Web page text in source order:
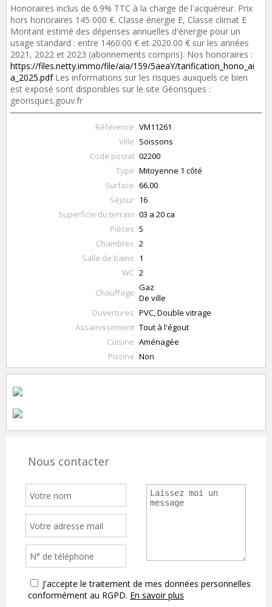
Honoraires inclus de 6.9% TTC à la charge de l'acquéreur. Prix
hors honoraires 145 000 €. Classe énergie E, Classe climat E
Montant estimé des dépenses annuelles d'énergie pour un
usage standard : entre 1460.00 € et 2020.00 € sur les années
2021, 2022 et 2023 (abonnements compris). Nos honoraires :
https://files.netty.immo/file/aia/159/5aeaY/tarification_hono_ai
a_2025.pdfLes informations sur les risques auxquels ce bien
est exposé sont disponibles sur le site Géorisques :
georisques.gouv.fr
Référence VM11261
Ville Soissons
Code postal 02200
Type Mitoyenne 1 côté
Surface 66.00
Séjour 16
Superficie du terrain 03 a 20 ca
Pièces 5
Chambres 2
Salle de bains 1
WC 2
Chauffage Gaz
De ville
Ouvertures PVC, Double vitrage
Assainissement Tout à l'égout
Cuisine Aménagée
Piscine Non
Nous contacter
J'accepte le traitement de mes données personnelles
conformément au RGPD. En savoir plus